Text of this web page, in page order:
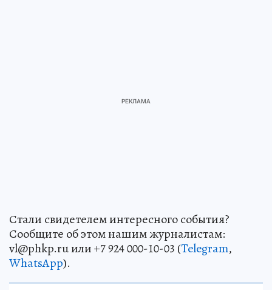
Стали свидетелем интересного события?
Сообщите об этом нашим журналистам:
vl@phkp.ru или +7 924 000-10-03 (Telegram,
WhatsApp).